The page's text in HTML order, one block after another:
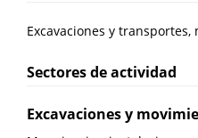
Excavaciones y
Sectores de actividad
Excavaciones y